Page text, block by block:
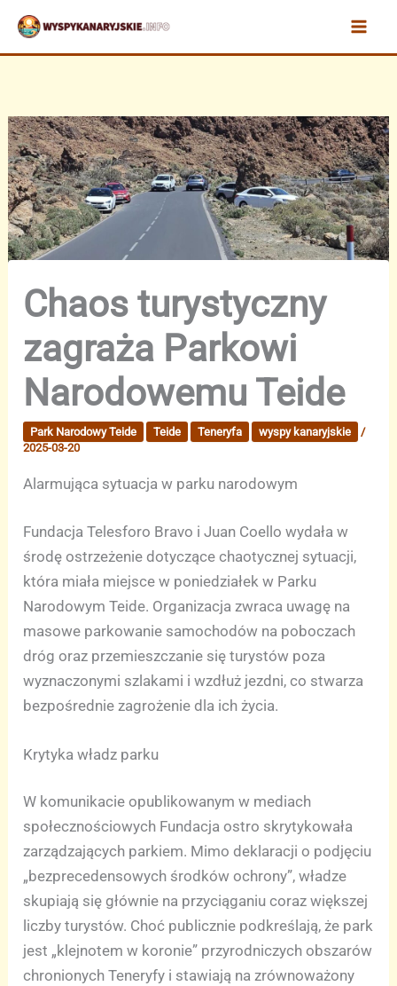
Przejdź
treści
Chaos turystyczny
zagraża Parkowi
Narodowemu Teide
Park Narodowy Teide Teide Teneryfa wyspy kanaryjskie
/
2025-03-20
Alarmująca sytuacja w parku narodowym
Fundacja Telesforo Bravo i Juan Coello wydała w
środę ostrzeżenie dotyczące chaotycznej sytuacji,
która miała miejsce w poniedziałek w Parku
Narodowym Teide. Organizacja zwraca uwagę na
masowe parkowanie samochodów na poboczach
dróg oraz przemieszczanie się turystów poza
wyznaczonymi szlakami i wzdłuż jezdni, co stwarza
bezpośrednie zagrożenie dla ich życia.
Krytyka władz parku
W komunikacie opublikowanym w mediach
społecznościowych Fundacja ostro skrytykowała
zarządzających parkiem. Mimo deklaracji o podjęciu
„bezprecedensowych środków ochrony”, władze
skupiają się głównie na przyciąganiu coraz większej
liczby turystów. Choć publicznie podkreślają, że park
jest „klejnotem w koronie” przyrodniczych obszarów
chronionych Teneryfy i stawiają na zrównoważony